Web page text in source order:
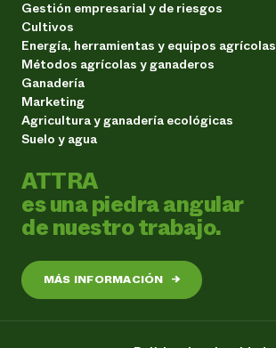
Gestión empresarial y de riesgos
Cultivos
Energía, herramientas y equipos agrícolas
Métodos agrícolas y ganaderos
Ganadería
Marketing
Agricultura y ganadería ecológicas
Suelo y agua
ATTRA
es una piedra angular
de nuestro trabajo.
MÁS INFORMACIÓN →